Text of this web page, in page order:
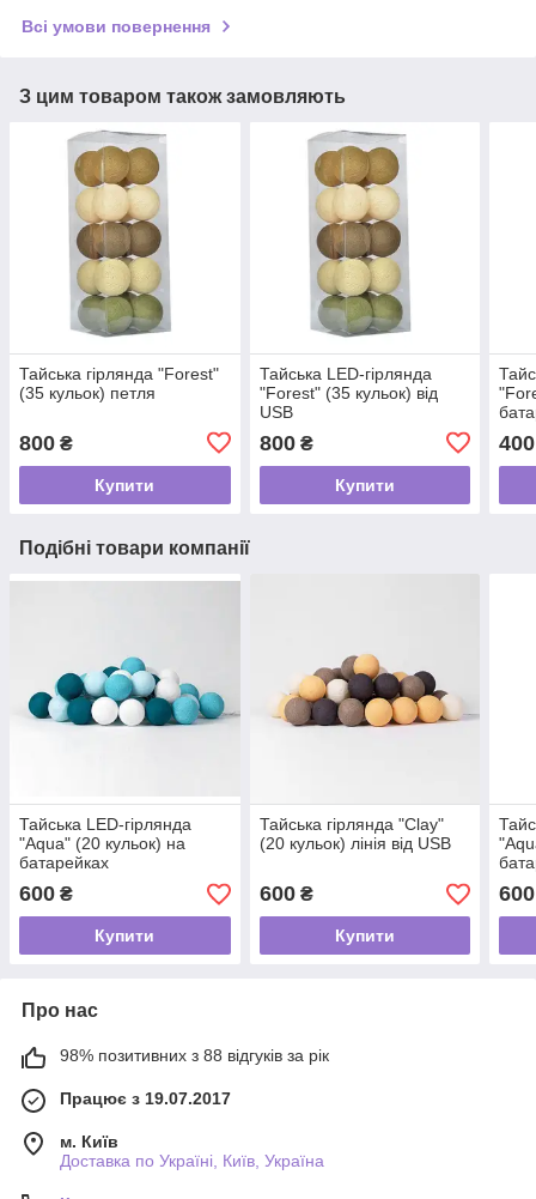
Всі умови повернення
З цим товаром також замовляють
Тайська гірлянда "Forest"
(35 кульок) петля
800 ₴
Купити
Тайська LED-гірлянда
"Forest" (35 кульок) від
USB
800₴
Купити
400
Подібні товари компанії
Тайська LED-гірлянда
"Aqua" (20 кульок) на
батарейках
600 ₴
Купити
Тайська гірлянда "Clay"
(20 кульок) лінія від USB
600₴
Купити
600
Про нас
98% позитивних з 88 відгуків за рік
Працює з 19.07.2017
м. Київ
Доставка по Україні, Київ, Україна